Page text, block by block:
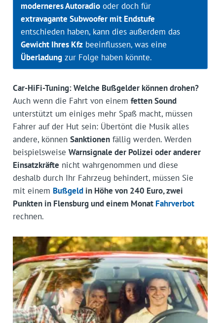
moderneres Autoradiooder doch für
extravagante Subwoofer mit Endstufe
entschieden haben, kann dies außerdem das
Gewicht Ihres Kfzbeeinflussen, was eine
Überladungzur Folge haben könnte.
Car-HiFi-Tuning: Welche Bußgelder können drohen?
Auch wenn die Fahrt von einem fetten Sound
unterstützt um einiges mehr Spaß macht, müssen
Fahrer auf der Hut sein: Übertönt die Musik alles
andere, können Sanktionenfällig werden. Werden
beispielsweise Warnsignale der Polizei oder anderer
Einsatzkräfte nicht wahrgenommen und diese
deshalb durch Ihr Fahrzeug behindert, müssen Sie
mit einem Bußgeldin Höhe von 240 Euro, zwei
Punkten in Flensburg und einem Monat Fahrverbot
rechnen.